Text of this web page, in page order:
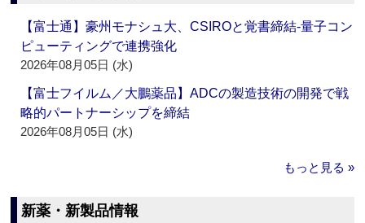
【富士通】豪州モナシュ大、CSIROと覚書締結‐量子コン
ピューティングで連携強化
2026年08月05日 (水)
【富士フイルム／大鵬薬品】ADCの製造技術の開発で戦
略的パートナーシップを締結
2026年08月05日 (水)
もっと見る »
新薬・新製品情報